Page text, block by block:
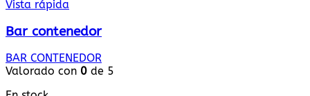
Vista rápida
Bar contenedor
BAR CONTENEDOR
Valorado con 0 de 5